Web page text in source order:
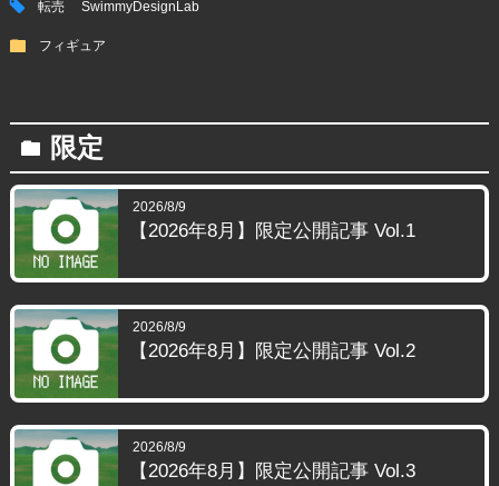
tag 転売 SwimmyDesignLab
folder フィギュア
folder 限定
2026/8/9
【2026年8月】限定公開記事 Vol.1
2026/8/9
【2026年8月】限定公開記事 Vol.2
2026/8/9
【2026年8月】限定公開記事 Vol.3